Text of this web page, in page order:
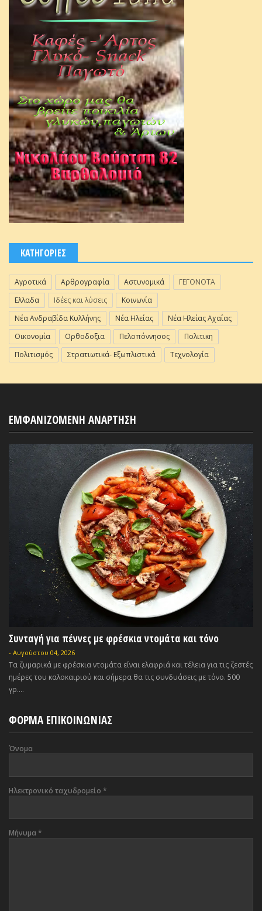
ΚΑΤΗΓΟΡΙΕΣ
Αγροτικά Αρθρογραφία Αστυνομικά
ΓΕΓΟΝΟΤΑ
Ελλαδα
Ιδέες και λύσεις
Κοινωνία
Νέα Ανδραβίδα Κυλλήνης
Νέα Ηλείας
Νέα Ηλείας Αχαΐας
Οικονομία
Ορθοδοξια Πελοπόννησος
Πολιτικη
Πολιτισμός
Στρατιωτικά- Εξωπλιστικά Τεχνολογία
ΕΜΦΑΝΙΖΟΜΕΝΗ ΑΝΑΡΤΗΣΗ
Συνταγή για πέννες με φρέσκια ντομάτα και τόνο
- Αυγούστου 04, 2026
Τα ζυμαρικά με φρέσκια ντομάτα είναι ελαφριά και τέλεια για τις ζεστές
ημέρες του καλοκαιριού και σήμερα θα τις συνδυάσεις με τόνο. 500
γρ....
ΦΟΡΜΑ ΕΠΙΚΟΙΝΩΝΙΑΣ
Όνομα
Ηλεκτρονικό ταχυδρομείο *
Μήνυμα *